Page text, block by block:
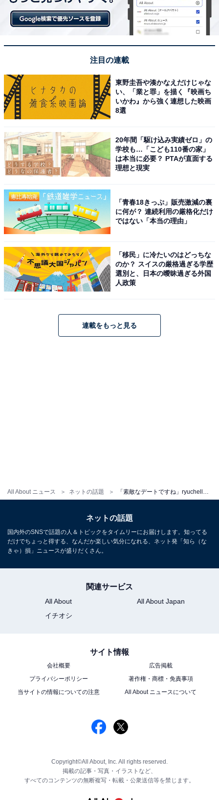
All About ニュース ネットの話題
注目の連載
東野圭吾や湊かなえだけじゃな
い、「業と罪」を描く『映画ち
いかわ』から強く連想した映画
8選
20年間「駆け込み実績ゼロ」の
学校も…「こども110番の家」
は本当に必要？ PTAが直面する
理想と現実
「青春18きっぷ」販売激減の裏
に何が？ 連続利用の厳格化だけ
ではない「本当の理由」
「移民」に冷たいのはどっちな
のか？ スイスの厳格過ぎる学歴
選別と、日本の曖昧過ぎる外国
人政策
連載をもっと見る
ネットの話題
国内外のSNSで話題の人＆トピックをタイムリーにお届けします。知ってる
だけでちょっと得する、なんだか楽しい気分になれる、ネット発「知ら（な
きゃ）損」ニュースが盛りだくさん。
関連サービス
All About
All About Japan
イチオシ
サイト情報
会社概要
広告掲載
プライバシーポリシー
著作権・商標・免責事項
当サイトの情報についての注意
All About ニュースについて
Copyright©All About, Inc. All rights reserved.
掲載の記事・写真・イラストなど、
すべてのコンテンツの無断複写・転載・公衆送信等を禁じます。